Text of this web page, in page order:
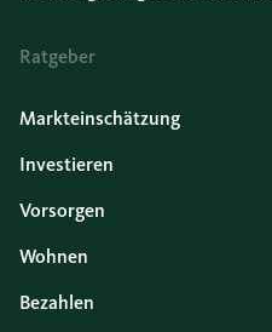
Ratgeber
Markteinschätzung
Investieren
Vorsorgen
Wohnen
Bezahlen